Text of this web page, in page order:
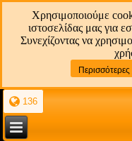
Χρησιμοποιούμε
ιστοσελίδας μας για
Συνεχίζοντας να
136